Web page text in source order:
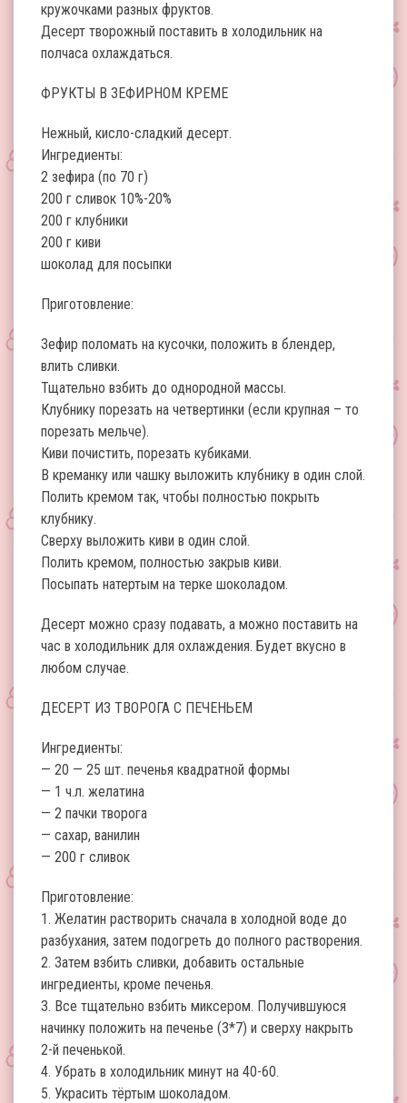
кружочками разных фруктов.
Десерт творожный поставить в холодильник на
полчаса охлаждаться.
ФРУКТЫ В ЗЕФИРНОМ КРЕМЕ
Нежный, кисло-сладкий десерт.
Ингредиенты:
2 зефира (по 70 г)
200 г сливок 10%-20%
200 г клубники
200 г киви
шоколад для посыпки
Приготовление:
Зефир поломать на кусочки, положить в блендер,
влить сливки.
Тщательно взбить до однородной массы.
Клубнику порезать на четвертинки (если крупная – то
порезать мельче).
Киви почистить, порезать кубиками.
В креманку или чашку выложить клубнику в один слой.
Полить кремом так, чтобы полностью покрыть
клубнику.
Сверху выложить киви в один слой.
Полить кремом, полностью закрыв киви.
Посыпать натертым на терке шоколадом.
Десерт можно сразу подавать, а можно поставить на
час в холодильник для охлаждения. Будет вкусно в
любом случае.
ДЕСЕРТ ИЗ ТВОРОГА С ПЕЧЕНЬЕМ
Ингредиенты:
— 20 — 25 шт. печенья квадратной формы
— 1 ч.л. желатина
— 2 пачки творога
— сахар, ванилин
— 200 г сливок
Приготовление:
1. Желатин растворить сначала в холодной воде до
разбухания, затем подогреть до полного растворения.
2. Затем взбить сливки, добавить остальные
ингредиенты, кроме печенья.
3. Все тщательно взбить миксером. Получившуюся
начинку положить на печенье (3*7) и сверху накрыть
2-й печенькой.
4. Убрать в холодильник минут на 40-60.
5. Украсить тёртым шоколадом.